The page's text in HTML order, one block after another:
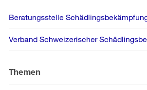
Weitere
Informationen
Beratungsstelle
Verband Schweizerischer
Themen